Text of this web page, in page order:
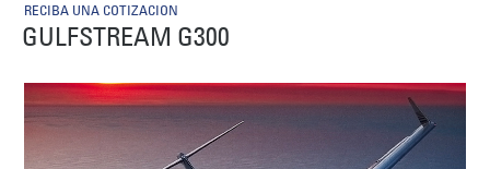
RECIBA UNA COTIZACION
GULFSTREAM G300